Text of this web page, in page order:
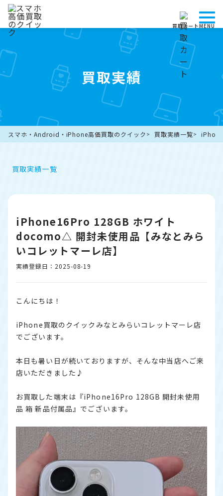
買取カートMENU
買取実績
スマホ・Android・iPhone高価買取のクイック 買取実績一覧
買取実績一覧
iPhone16Pro 128GB ホワイト
docomo△ 開封未使用品【みなとみら
いコレットマーレ店】
実績登録日：2025-08-19
こんにちは！
iPhone買取のクイックみなとみらいコレットマーレ店
でございます。
本日も暑い日が続いておりますが、そんな中当店へご来
店いただきました♪
お買取した端末は『iPhone16Pro 128GB 開封未使用
品 箱 新品付属品』でございます。